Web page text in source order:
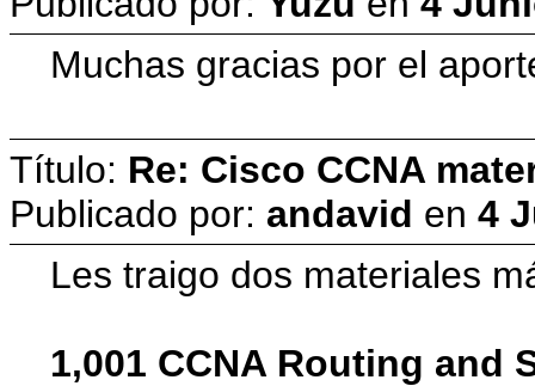
Muchas gracias por el
Título: Re: Cisco CCNA
Publicado por: andavid en 4
Les traigo dos materiales
1,001 CCNA Routing and